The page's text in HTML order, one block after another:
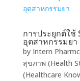
การประยุกต์ใช้
อุตสาหกรรมยา
by Intern
สุขภาพ (Health
(Healthcare